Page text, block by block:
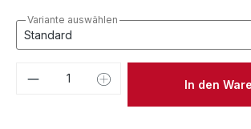
Variante auswählen
Produkt Anzahl: Gib den
In den